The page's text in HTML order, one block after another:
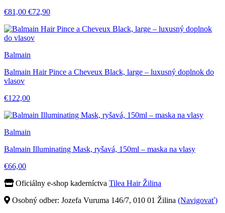
€81,00 €72,90
Balmain
Balmain Hair Pince a Cheveux Black, large – luxusný doplnok do
vlasov
€122,00
Balmain
Balmain Illuminating Mask, ryšavá, 150ml – maska na vlasy
€66,00
Oficiálny e-shop kaderníctva Tilea Hair Žilina
Osobný odber: Jozefa Vuruma 146/7, 010 01 Žilina (Navigovať)